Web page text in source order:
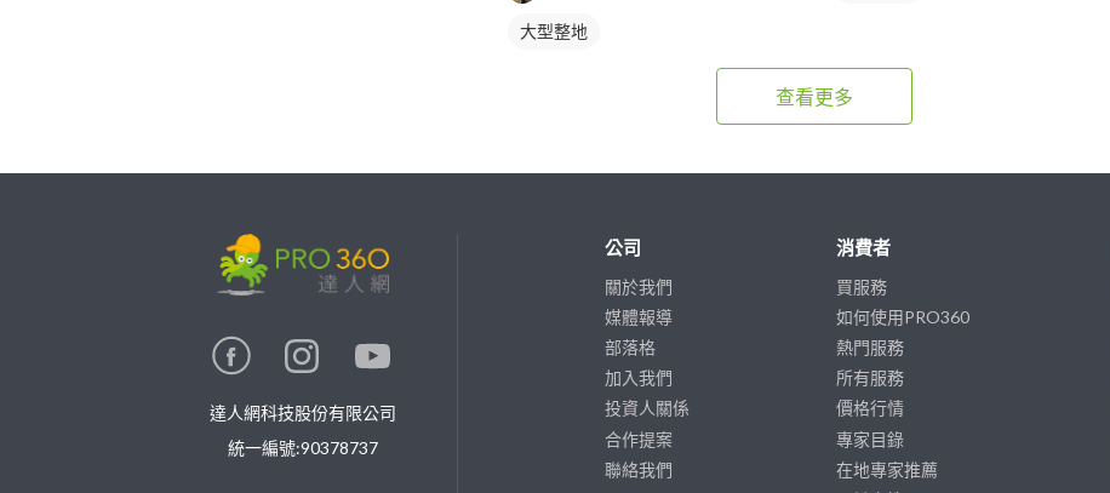
大型整地
查看更多
達人網科技股份有限公司
統一編號:90378737
公司
關於我們
媒體報導
部落格
加入我們
投資人關係
合作提案
聯絡我們
消費者
買服務
如何使用PRO360
熱門服務
所有服務
價格行情
專家目錄
在地專家推薦